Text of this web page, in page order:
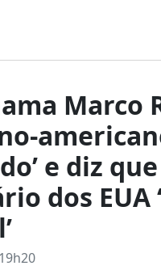
Marco
e diz que
dos EUA